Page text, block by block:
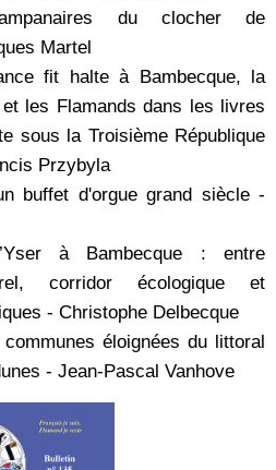
du clocher de
Martel
fit halte à Bambecque, la
les Flamands dans les livres
sous la Troisième République
Przybyla
buffet d'orgue grand siècle -
à Bambecque : entre
corridor écologique et
- Christophe Delbecque
éloignées du littoral
- Jean-Pascal Vanhove